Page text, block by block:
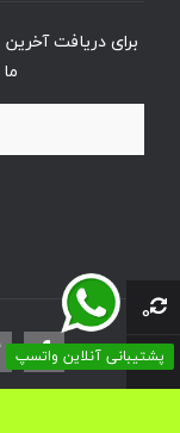
برای دریافت
پشتیبانی آنلاین واتسپ
0
0